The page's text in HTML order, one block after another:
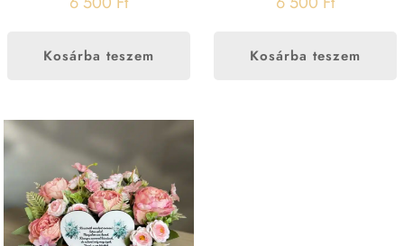
Kosárba teszem Kosárba teszem